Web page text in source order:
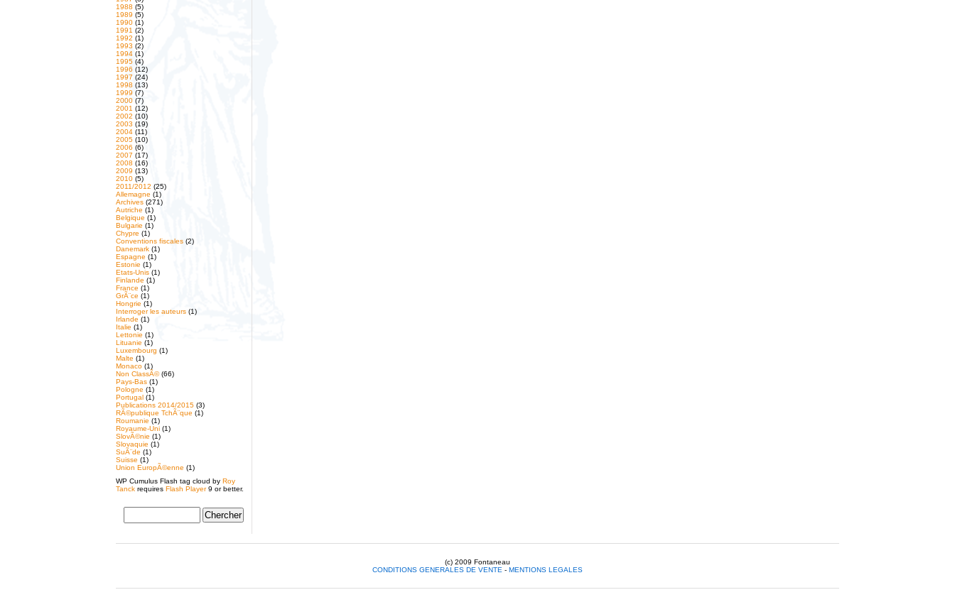
1988 (5)
1989 (5)
1990 (1)
1991 (2)
1992 (1)
1993 (2)
1994 (1)
1995 (4)
1996 (12)
1997 (24)
1998 (13)
1999 (7)
2000 (7)
2001 (12)
2002 (10)
2003 (19)
2004 (11)
2005 (10)
2006 (6)
2007 (17)
2008 (16)
2009 (13)
2010 (5)
2011/2012 (25)
Allemagne (1)
Archives (271)
Autriche (1)
Belgique (1)
Bulgarie (1)
Chypre (1)
Conventions fiscales (2)
Danemark (1)
Espagne (1)
Estonie (1)
Etats-Unis (1)
Finlande (1)
France (1)
GrÃ¨ce (1)
Hongrie (1)
Interroger les auteurs (1)
Irlande (1)
Italie (1)
Lettonie (1)
Lituanie (1)
Luxembourg (1)
Malte (1)
Monaco (1)
Non ClassÃ©(66)
Pays-Bas (1)
Pologne (1)
Portugal (1)
Publications 2014/2015 (3)
RÃ©publique TchÃ¨que (1)
Roumanie (1)
Royaume-Uni (1)
SlovÃ©nie (1)
Slovaquie (1)
SuÃ¨de (1)
Suisse (1)
Union EuropÃ©enne (1)
WP Cumulus Flash tag cloud by Roy
Tanck requires Flash Player9 or better.
(c) 2009 Fontaneau
CONDITIONS GENERALES DE VENTE - MENTIONS LEGALES